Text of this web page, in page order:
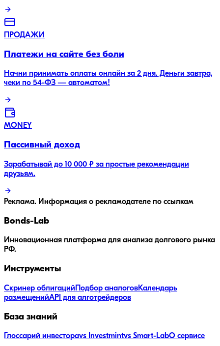
ПРОДАЖИ
Платежи на сайте без боли
Начни принимать оплаты онлайн за 2 дня. Деньги завтра,
чеки по 54-ФЗ — автоматом!
MONEY
Пассивный доход
Зарабатывай до 10 000 ₽ за простые рекомендации
друзьям.
Реклама. Информация о рекламодателе по ссылкам
Bonds-Lab
Инновационная платформа для анализа долгового рынка
РФ.
Инструменты
Скринер облигаций Подбор аналоговКалендарь
размещенийAPI для алготрейдеров
База знаний
Глоссарий инвестораvs Investmintvs Smart-LabО сервисе